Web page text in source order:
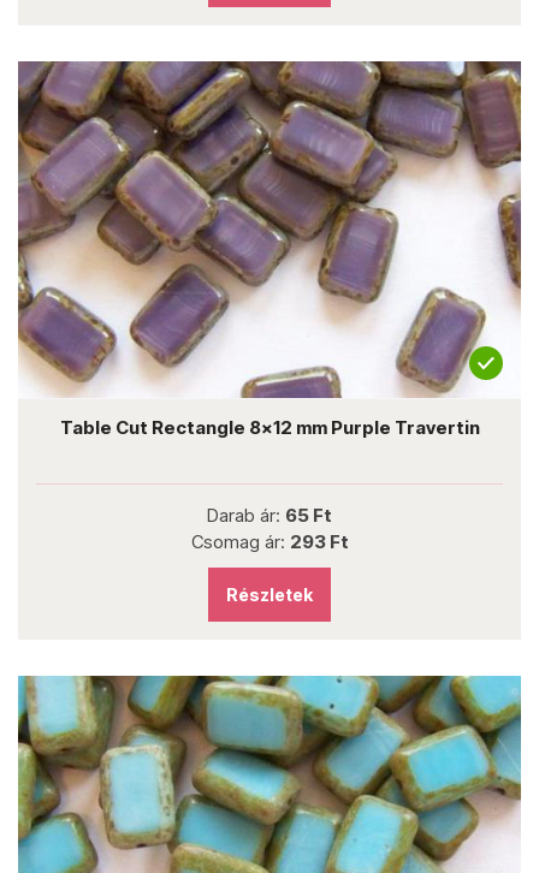
Table Cut Rectangle 8x12 mm Purple Travertin
Darab ár: 65 Ft
Csomag ár: 293 Ft
Részletek